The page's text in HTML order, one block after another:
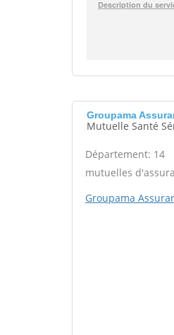
Groupama
Mutuelle Santé
Département: 14
mutuelles
Groupama